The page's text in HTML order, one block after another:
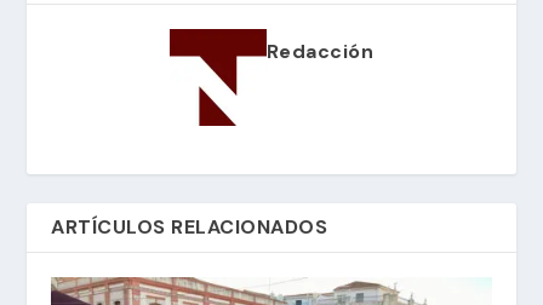
Redacción
ARTÍCULOS RELACIONADOS